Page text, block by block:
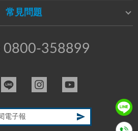
常見問題
0800-358899